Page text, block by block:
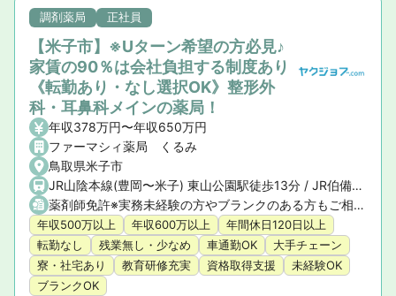
調剤薬局 正社員
【米子市】※Uターン希望の方必見♪
家賃の90％は会社負担する制度あり
《転勤あり・なし選択OK》整形外
科・耳鼻科メインの薬局！
年収378万円〜年収650万円
ファーマシィ薬局 くるみ
鳥取県米子市
JR山陰本線(豊岡〜米子) 東山公園駅徒歩13分 / JR伯備線 東山公園駅徒歩13分
薬剤師免許※実務未経験の方やブランクのある方もご相談ください。
年収500万以上 年収600万以上
年間休日120日以上
転勤なし
残業無し・少なめ 車通勤OK
大手チェーン
寮・社宅あり
教育研修充実 資格取得支援
未経験OK
ブランクOK